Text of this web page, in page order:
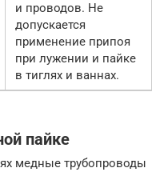
и проводов. Не
допускается
применение припоя
при лужении и пайке
в тиглях и ваннах.
пайке
медные трубопроводы